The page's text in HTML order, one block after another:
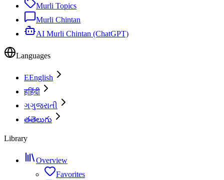
Murli Topics
Murli Chintan
AI Murli Chintan (ChatGPT)
Languages
EEnglish
हहिंदी
ગગુજરાતી
తతెలుగు
Library
Overview
Favorites